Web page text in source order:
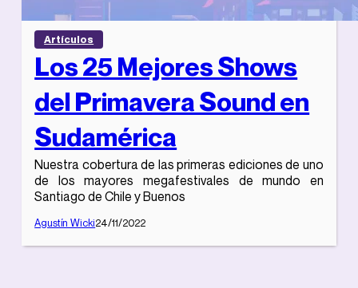
Artículos
Los 25 Mejores Shows
del Primavera Sound en
Sudamérica
Nuestra cobertura de las primeras ediciones de uno
de los mayores megafestivales de mundo en
Santiago de Chile y Buenos
Agustín Wicki24/11/2022